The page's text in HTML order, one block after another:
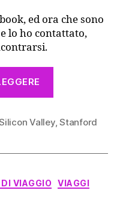
ed ora che sono
lo ho contattato,
Stanford
Valley,Stanford
VIAGGIO VIAGGI